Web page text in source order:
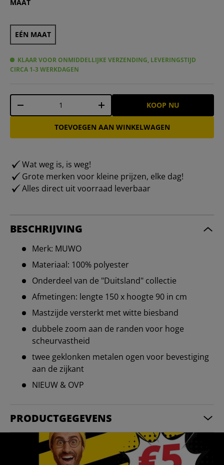
MAAT
EÉN MAAT
KLAAR VOOR ONMIDDELLIJKE VERZENDING, LEVERINGSTIJD
CIRCA 1-3 WERKDAGEN
Aantal
-
+ KOOP NU
TOEVOEGEN AAN WINKELWAGEN
Wat weg is, is weg!
Grote merken voor kleine prijzen, elke dag!
Alles direct uit voorraad leverbaar
BESCHRIJVING
Merk: MUWO
Materiaal: 100% polyester
Onderdeel van de "Duitsland" collectie
Afmetingen: lengte 150 x hoogte 90 in cm
Mastzijde versterkt met witte biesband
dubbele zoom aan de randen voor hoge
scheurvastheid
twee geklonken metalen ogen voor bevestiging
aan de zijkant
NIEUW & OVP
PRODUCTGEGEVENS